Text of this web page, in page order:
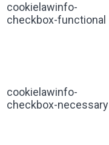
cookielawinfo-
checkbox-functional
cookielawinfo-
checkbox-necessary